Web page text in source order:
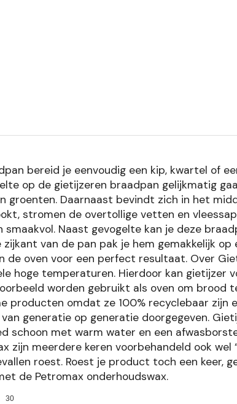
bereid je eenvoudig een kip, kwartel of
op de gietijzeren braadpan gelijkmatig
groenten. Daarnaast bevindt zich in het
stromen de overtollige vetten en
Naast gevogelte kan je deze
van de pan pak je hem gemakkelijk
de oven voor een perfect resultaat. Over
hoge temperaturen. Hierdoor kan gietijzer
worden gebruikt als oven om
producten omdat ze 100% recyclebaar
generatie op generatie doorgegeven.
schoon met warm water en een
zijn meerdere keren voorbehandeld ook
roest. Roest je product toch een keer,
de Petromax onderhoudswax.
30